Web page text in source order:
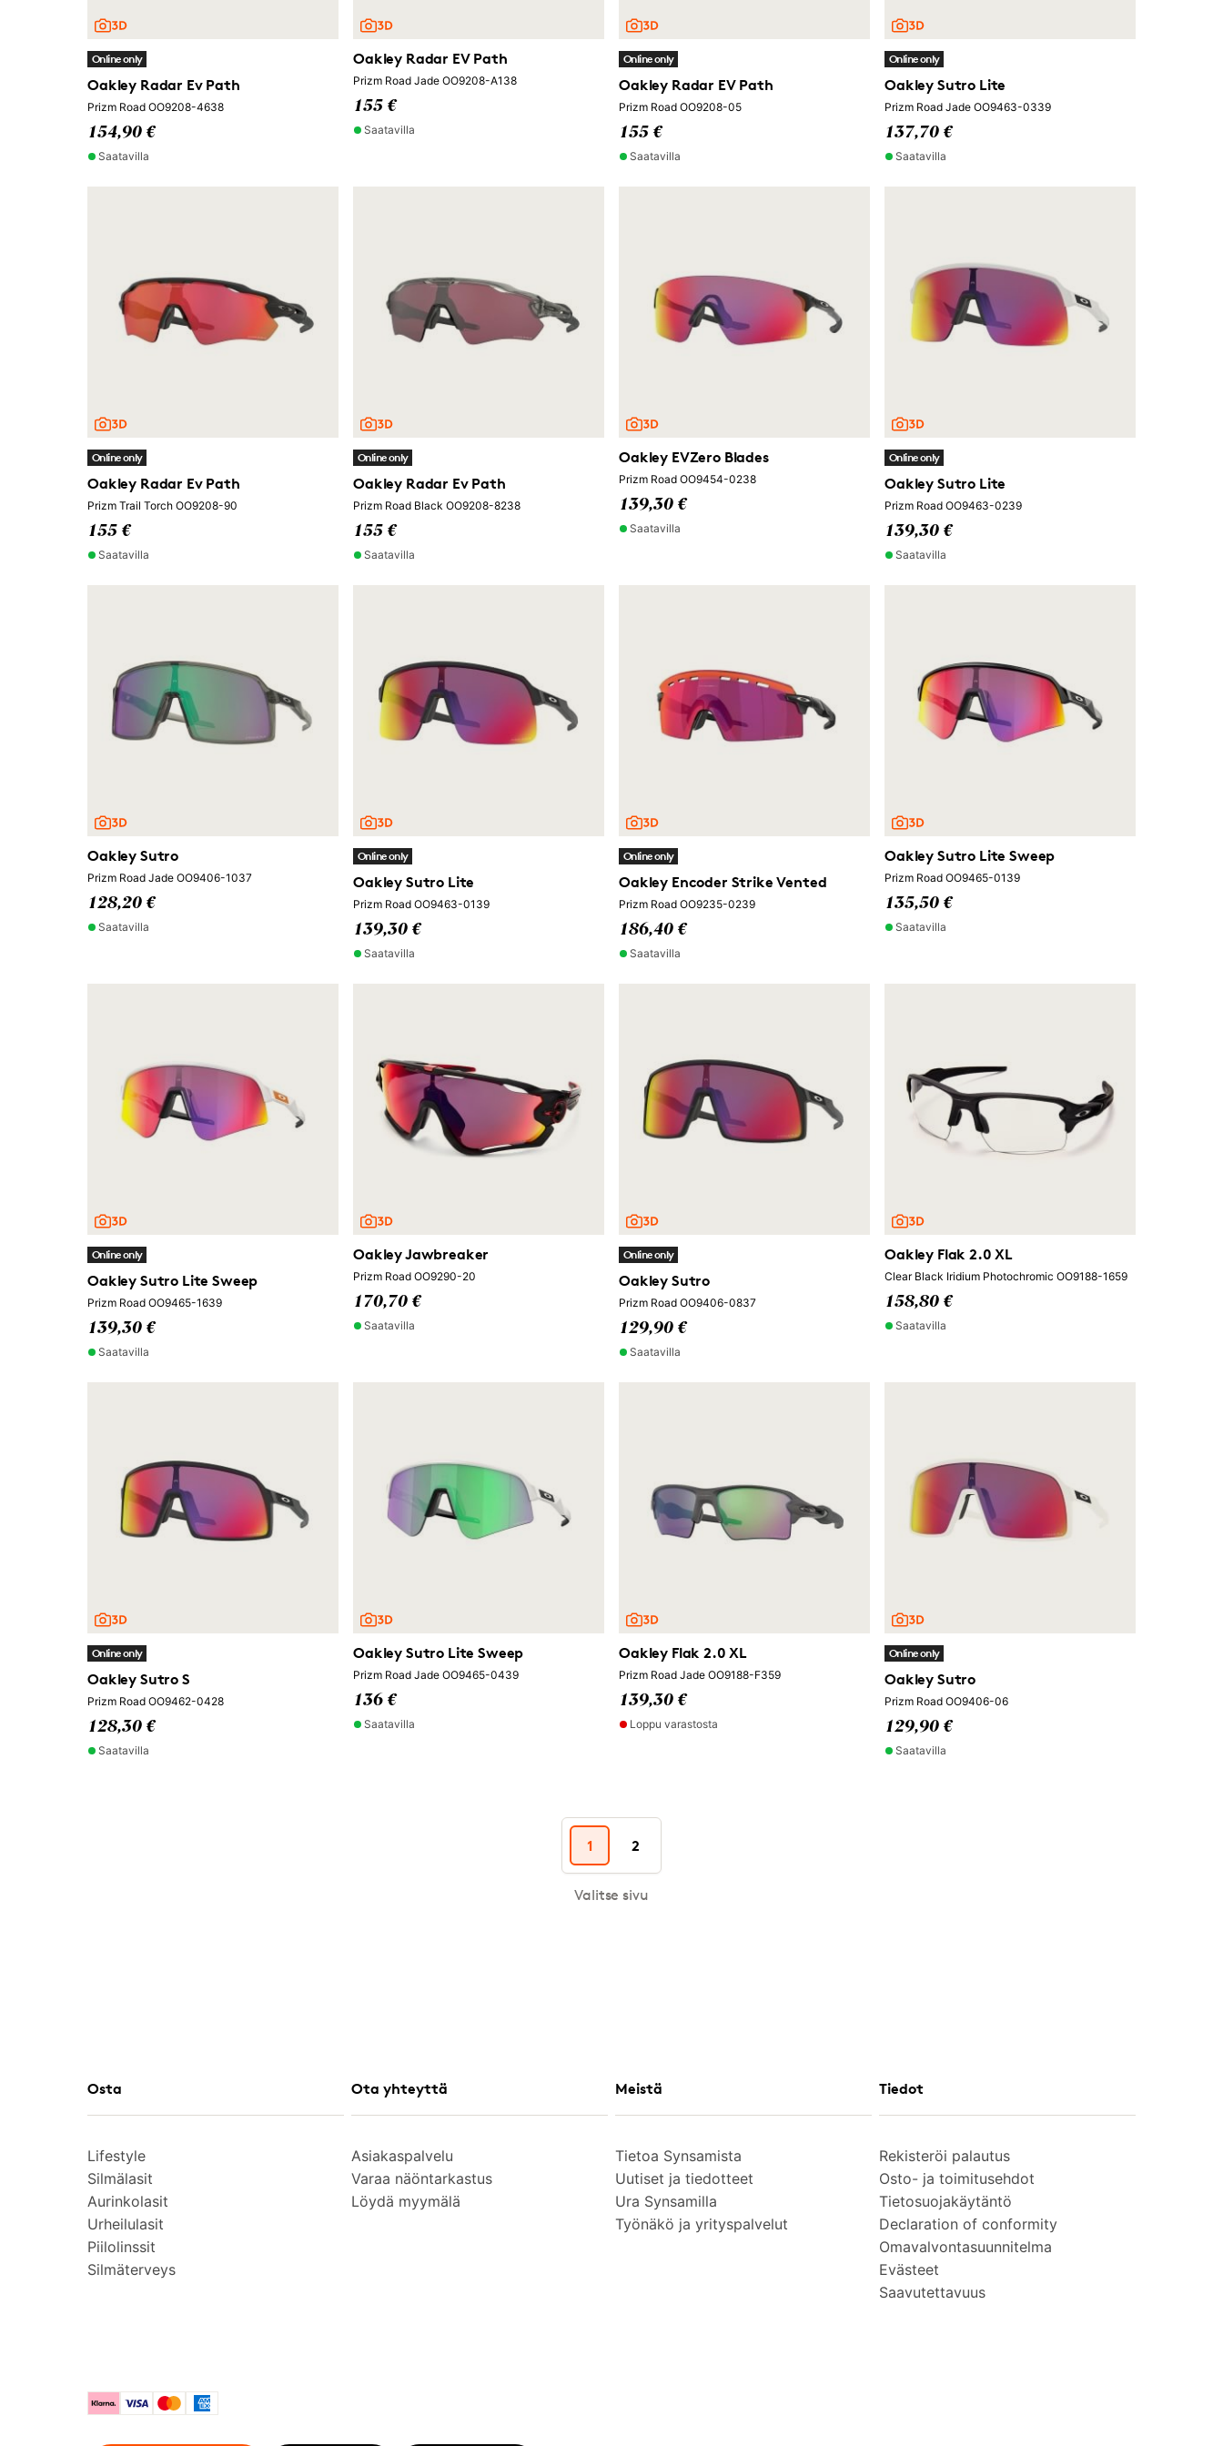
Online only
Oakley Radar Ev Path
Prizm Road OO9208-4638
154,90 €
Saatavilla
Oakley Radar EV Path
Prizm Road Jade OO9208-A138
155 €
Saatavilla
Online only
Oakley Radar EV Path
Prizm Road OO9208-05
155 €
Saatavilla
Online only
Oakley Sutro Lite
Prizm Road Jade OO9463-0339
137,70 €
Saatavilla
Online only
Oakley Radar Ev Path
Prizm Trail Torch OO9208-90
155 €
Saatavilla
Online only
Oakley Radar Ev Path
Prizm Road Black OO9208-8238
155 €
Saatavilla
Oakley EVZero Blades
Prizm Road OO9454-0238
139,30 €
Saatavilla
Online only
Oakley Sutro Lite
Prizm Road OO9463-0239
139,30 €
Saatavilla
Oakley Sutro
Prizm Road Jade OO9406-1037
128,20 €
Saatavilla
Online only
Oakley Sutro Lite
Prizm Road OO9463-0139
139,30 €
Saatavilla
Online only
Oakley Encoder Strike Vented
Prizm Road OO9235-0239
186,40 €
Saatavilla
Oakley Sutro Lite Sweep
Prizm Road OO9465-0139
135,50 €
Saatavilla
Online only
Oakley Sutro Lite Sweep
Prizm Road OO9465-1639
139,30 €
Saatavilla
Oakley Jawbreaker
Prizm Road OO9290-20
170,70 €
Saatavilla
Online only
Oakley Sutro
Prizm Road OO9406-0837
129,90 €
Saatavilla
Oakley Flak 2.0 XL
Clear Black Iridium Photochromic OO9188-1659
158,80 €
Saatavilla
Online only
Oakley Sutro S
Prizm Road OO9462-0428
128,30 €
Saatavilla
Oakley Sutro Lite Sweep
Prizm Road Jade OO9465-0439
136 €
Saatavilla
Oakley Flak 2.0 XL
Prizm Road Jade OO9188-F359
139,30 €
Loppu varastosta
Online only
Oakley Sutro
Prizm Road OO9406-06
129,90 €
Saatavilla
1 2
Valitse sivu
Osta
Lifestyle
Silmälasit
Aurinkolasit
Urheilulasit
Piilolinssit
Silmäterveys
Ota yhteyttä
Asiakaspalvelu
Varaa näöntarkastus
Löydä myymälä
Meistä
Tietoa Synsamista
Uutiset ja tiedotteet
Ura Synsamilla
Työnäkö ja yrityspalvelut
Tiedot
Rekisteröi palautus
Osto- ja toimitusehdot
Tietosuojakäytäntö
Declaration of conformity
Omavalvontasuunnitelma
Evästeet
Saavutettavuus
KlarnaVisa MastercardAmerican Express